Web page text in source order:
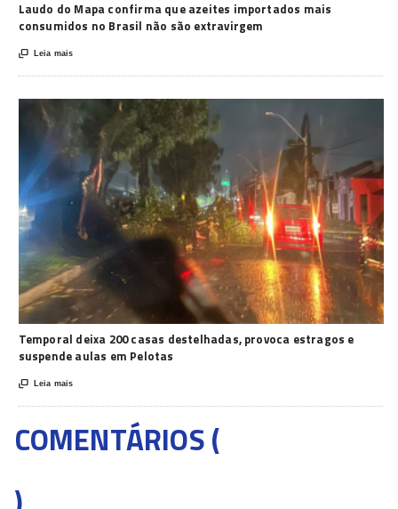
Laudo do Mapa confirma que azeites importados mais
consumidos no Brasil não são extravirgem
 Leia mais
Temporal deixa 200 casas destelhadas, provoca estragos e
suspende aulas em Pelotas
 Leia mais
COMENTÁRIOS (